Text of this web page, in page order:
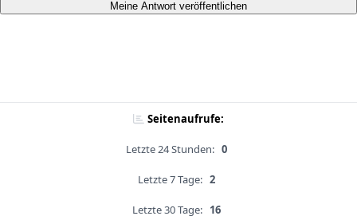
Meine Antwort veröffentlichen
Seitenaufrufe:
Letzte 24 Stunden: 0
Letzte 7 Tage: 2
Letzte 30 Tage: 16